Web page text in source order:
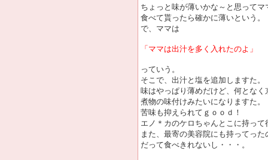
ちょっと味が薄いかな～と思ってマ
食べて貰ったら確かに薄いという。
で、ママは
「ママは出汁を多く入れたのよ」
っていう。
そこで、出汁と塩を追加しますた。
味はやっぱり薄めだけど、何となく
煮物の味付けみたいになりますた。
苦味も抑えられてｇｏｏｄ！
エノ＊カのケロちゃんとこに持って
また、最寄の美容院にも持ってった
だって食べきれないし・・・。